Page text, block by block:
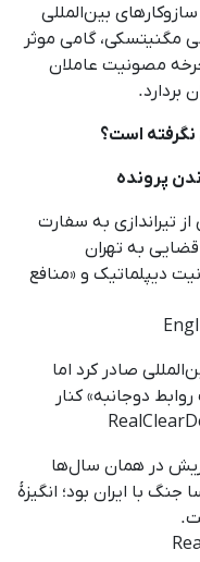
بین‌المللی
مگنیتسکی، گامی موثر
مصونیت عاملان
بردارد.
تیراندازی به سفارت
قضایی به تهران
دیپلماتیک و «منافع
حکم جلب بین‌المللی صادر کرد اما
دوجانبه» کنار
در همان سال‌ها
جنگ با ایران بود؛ انگیزهٔ